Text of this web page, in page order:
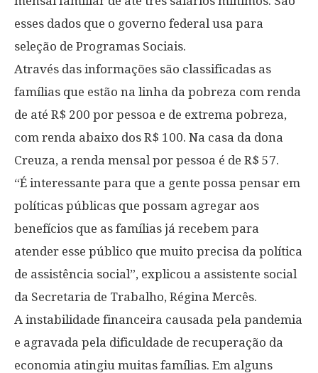
esses dados que o governo federal usa para
seleção de Programas Sociais.
Através das informações são classificadas as
famílias que estão na linha da pobreza com renda
de até R$ 200 por pessoa e de extrema pobreza,
com renda abaixo dos R$ 100. Na casa da dona
Creuza, a renda mensal por pessoa é de R$ 57.
“É interessante para que a gente possa pensar em
políticas públicas que possam agregar aos
benefícios que as famílias já recebem para
atender esse público que muito precisa da política
de assistência social”, explicou a assistente social
da Secretaria de Trabalho, Régina Mercês.
A instabilidade financeira causada pela pandemia
e agravada pela dificuldade de recuperação da
economia atingiu muitas famílias. Em alguns